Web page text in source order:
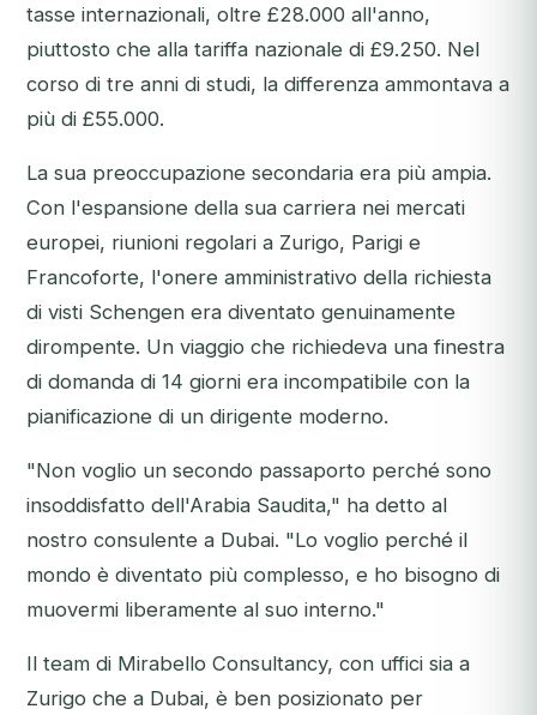
tasse internazionali, oltre £28.000 all'anno,
piuttosto che alla tariffa nazionale di £9.250. Nel
corso di tre anni di studi, la differenza ammontava a
più di £55.000.
La sua preoccupazione secondaria era più ampia.
Con l'espansione della sua carriera nei mercati
europei, riunioni regolari a Zurigo, Parigi e
Francoforte, l'onere amministrativo della richiesta
di visti Schengen era diventato genuinamente
dirompente. Un viaggio che richiedeva una finestra
di domanda di 14 giorni era incompatibile con la
pianificazione di un dirigente moderno.
"Non voglio un secondo passaporto perché sono
insoddisfatto dell'Arabia Saudita," ha detto al
nostro consulente a Dubai. "Lo voglio perché il
mondo è diventato più complesso, e ho bisogno di
muovermi liberamente al suo interno."
Il team di Mirabello Consultancy, con uffici sia a
Zurigo che a Dubai, è ben posizionato per